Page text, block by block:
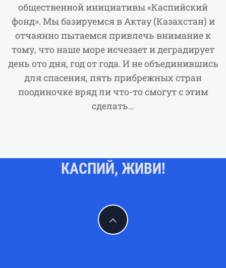
общественной инициативы «Каспийский
фонд». Мы базируемся в Актау (Казахстан) и
отчаянно пытаемся привлечь внимание к
тому, что наше море исчезает и деградирует
день ото дня, год от года. И не объединившись
для спасения, пять прибрежных стран
поодиночке вряд ли что-то смогут с этим
сделать…
КАСПИЙ, ЖИВИ!